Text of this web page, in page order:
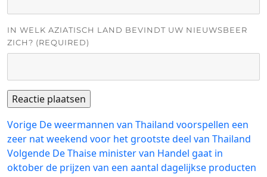
IN WELK AZIATISCH LAND BEVINDT UW NIEUWSBEER
ZICH? (REQUIRED)
Bericht
navigatie
Vorige Vorig
bericht:
De weermannen van Thailand voorspellen een
zeer nat weekend voor het grootste deel van Thailand
Volgende Volgend
bericht:
De Thaise minister van Handel gaat in
oktober de prijzen van een aantal dagelijkse producten